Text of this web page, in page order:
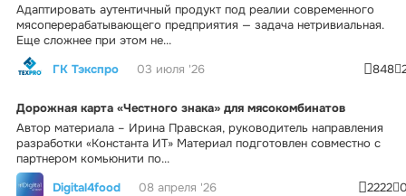
Адаптировать аутентичный продукт под реалии современного
мясоперерабатывающего предприятия — задача нетривиальная.
Еще сложнее при этом не...
ГК Тэкспро
03 июля '26 848
Дорожная карта «Честного знака» для мясокомбинатов
Автор материала – Ирина Правская, руководитель направления
разработки «Константа ИТ» Материал подготовлен совместно с
партнером комьюнити по...
Digital4food
08 апреля '26 2222